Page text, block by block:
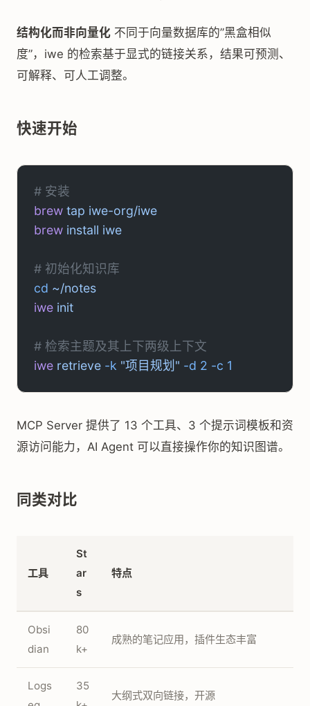
结构化而非向量化 不同于向量数据库的”黑盒相似
度”，iwe 的检索基于显式的链接关系，结果可预测、
可解释、可人工调整。
快速开始
# 安装
brew tap iwe-org/iwe
brew install iwe
# 初始化知识库
cd ~/notes
iwe init
# 检索主题及其上下两级上下文
iwe retrieve -k "项目规划" -d 2 -c 1
MCP Server 提供了 13 个工具、3 个提示词模板和资
源访问能力，AI Agent 可以直接操作你的知识图谱。
同类对比
工具
St
ar
s
特点
Obsi
dian
80
k+
成熟的笔记应用，插件生态丰富
Logs
35
大纲式双向链接，开源